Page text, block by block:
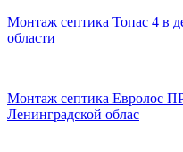
Монтаж септика Топас 4 в
области
Монтаж септика Евролос
Ленинградской облас